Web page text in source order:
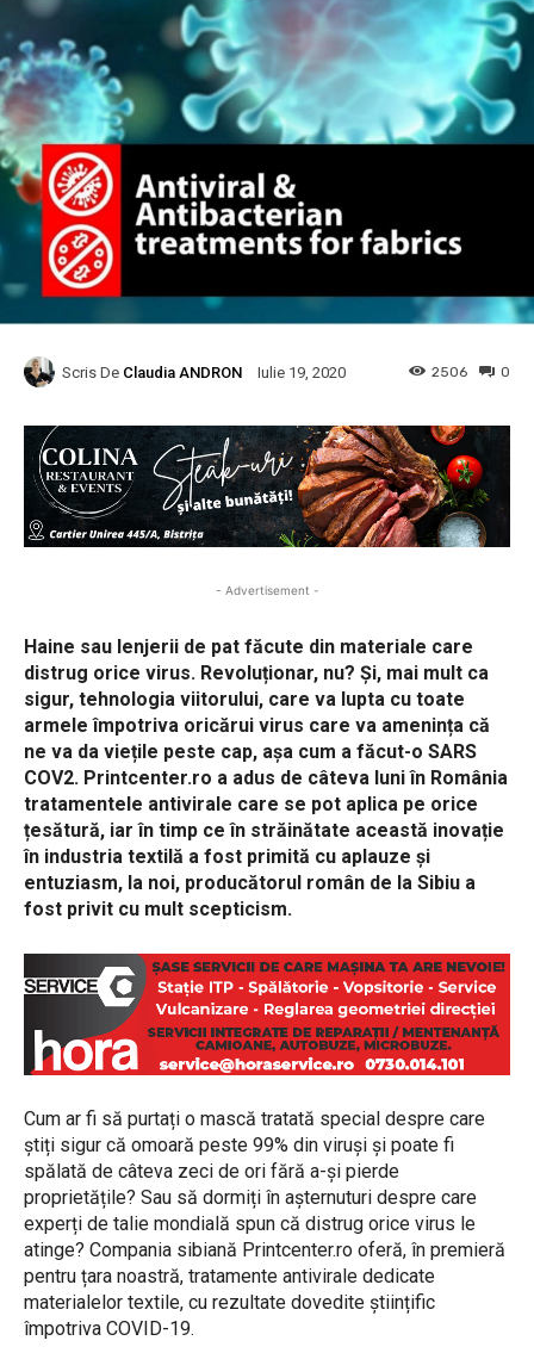
Scris De Claudia ANDRON Iulie 19, 2020 0
2506
- Advertisement -
Haine sau lenjerii de pat făcute din materiale care
distrug orice virus. Revoluționar, nu? Și, mai mult ca
sigur, tehnologia viitorului, care va lupta cu toate
armele împotriva oricărui virus care va amenința că
ne va da viețile peste cap, așa cum a făcut-o SARS
COV2. Printcenter.ro a adus de câteva luni în România
tratamentele antivirale care se pot aplica pe orice
țesătură, iar în timp ce în străinătate această inovație
în industria textilă a fost primită cu aplauze și
entuziasm, la noi, producătorul român de la Sibiu a
fost privit cu mult scepticism.
Cum ar fi să purtați o mască tratată special despre care
știți sigur că omoară peste 99% din viruși și poate fi
spălată de câteva zeci de ori fără a-și pierde
proprietățile? Sau să dormiți în așternuturi despre care
experți de talie mondială spun că distrug orice virus le
atinge? Compania sibiană Printcenter.ro oferă, în premieră
pentru țara noastră, tratamente antivirale dedicate
materialelor textile, cu rezultate dovedite științific
împotriva COVID-19.